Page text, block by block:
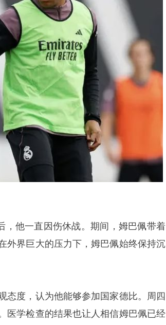
，他一直因伤休战。期间，姆巴佩带着
外界巨大的压力下，姆巴佩始终保持沉
态度，认为他能够参加国家德比。周四
医学检查的结果也让人相信姆巴佩已经